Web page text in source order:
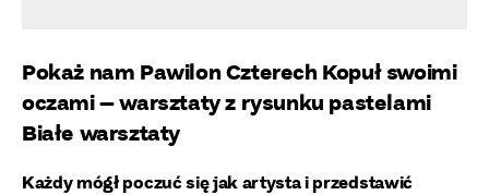
Pokaż nam Pawilon Czterech Kopuł swoimi
oczami – warsztaty z rysunku pastelami
Białe warsztaty
Każdy mógł poczuć się jak artysta i przedstawić